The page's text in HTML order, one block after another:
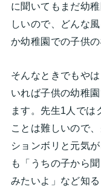
に聞いてもまだ幼
しいので、どんな
か幼稚園での子供
そんなときでもや
いれば子供の幼稚
ます。先生1人では
ことは難しいので
ションボリと元気
も「うちの子から
みたいよ」など知